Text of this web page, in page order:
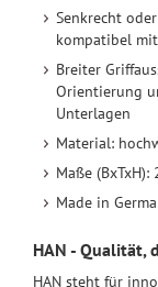
Senkrecht
kompatibel
Breiter
Orientierung
Unterlagen
Material:
Maße
Made in
HAN - Qualität,
HAN steht für